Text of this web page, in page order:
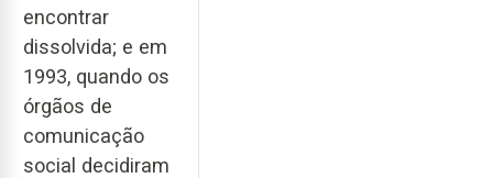
encontrar
dissolvida; e em
1993, quando os
órgãos de
comunicação
social decidiram